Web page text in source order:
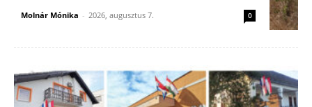
Molnár Mónika - 2026, augusztus 7. 0